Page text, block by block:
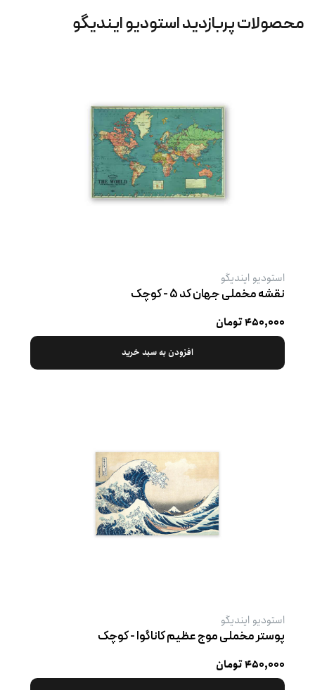
محصولات پربازدید استودیو ایندیگو
استودیو ایندیگو
نقشه مخملی جهان کد ۵ - کوچک
۴۵۰,۰۰۰ تومان
افزودن به سبد خرید
استودیو ایندیگو
پوستر مخملی موج عظیم کاناگوا - کوچک
۴۵۰,۰۰۰ تومان